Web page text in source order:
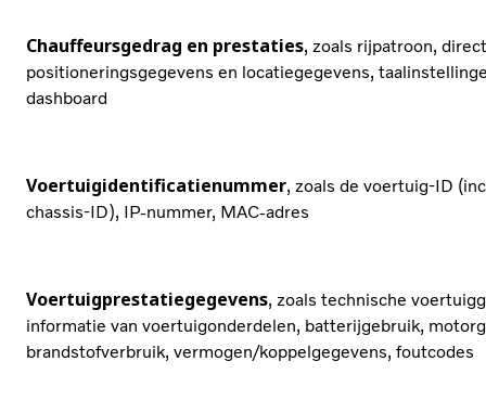
Chauffeursgedrag en prestaties, zoals rijpatroon,
positioneringsgegevens en locatiegegevens,
dashboard
Voertuigidentificatienummer, zoals de voertuig-ID
chassis-ID), IP-nummer, MAC-adres
Voertuigprestatiegegevens, zoals technische
informatie van voertuigonderdelen, batterijgebruik,
brandstofverbruik, vermogen/koppelgegevens, foutcodes